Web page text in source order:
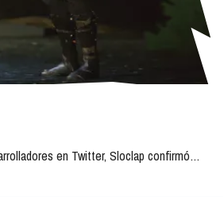
en Twitter, Sloclap confirmó…